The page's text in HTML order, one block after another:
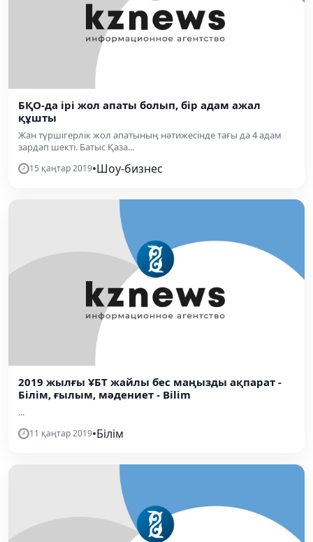
БҚО-да ірі жол апаты болып, бір адам ажал
құшты
Жан түршігерлік жол апатының нәтижесінде тағы да 4 адам
зардап шекті. Батыс Қаза...
15 қаңтар 2019•Шоу-бизнес
2019 жылғы ҰБТ жайлы бес маңызды ақпарат -
Білім, ғылым, мәдениет - Bilim
...
11 қаңтар 2019•Білім